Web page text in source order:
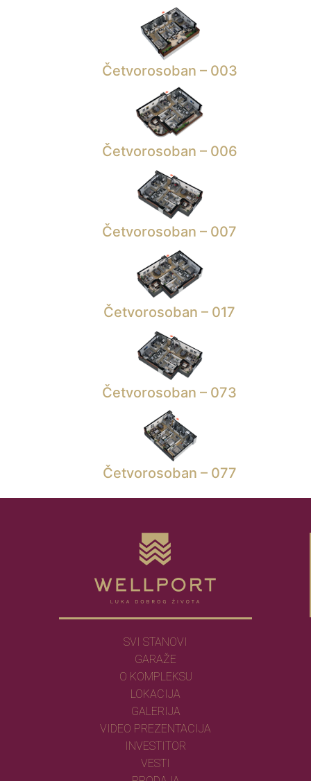
Četvorosoban – 003
Četvorosoban – 006
Četvorosoban – 007
Četvorosoban – 017
Četvorosoban – 073
Četvorosoban – 077
SVI STANOVI
GARAŽE
O KOMPLEKSU
LOKACIJA
GALERIJA
VIDEO PREZENTACIJA
INVESTITOR
VESTI